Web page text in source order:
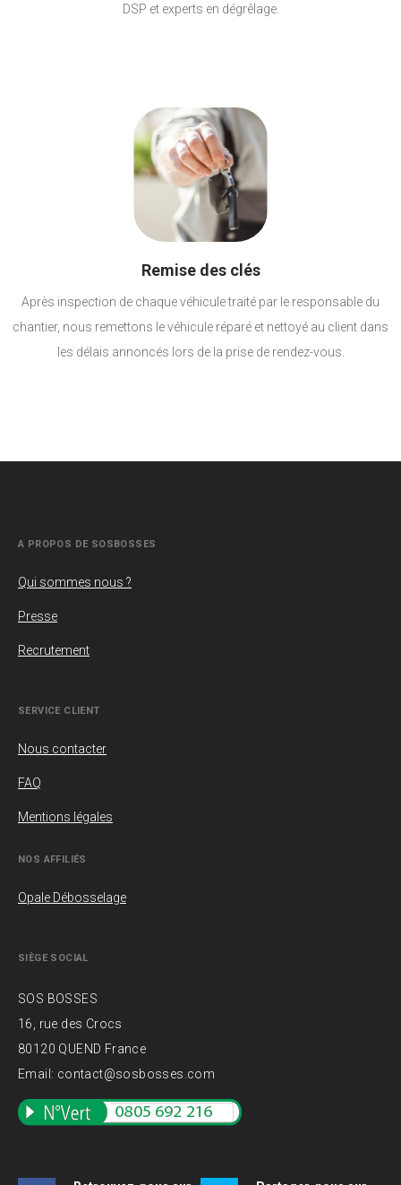
DSP et experts en dégrêlage.
Remise des clés
Après inspection de chaque véhicule traité par le responsable du
chantier, nous remettons le véhicule réparé et nettoyé au client dans
les délais annoncés lors de la prise de rendez-vous.
A PROPOS DE SOSBOSSES
Qui sommes nous ?
Presse
Recrutement
SERVICE CLIENT
Nous contacter
FAQ
Mentions légales
NOS AFFILIÉS
Opale Débosselage
SIÈGE SOCIAL
SOS BOSSES
16, rue des Crocs
80120 QUEND France
Email: contact@sosbosses.com